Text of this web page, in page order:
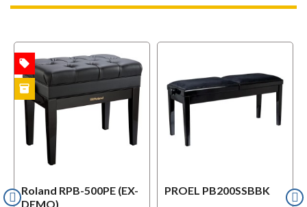
Roland RPB-500PE (EX-
DEMO)
local_offer
inventory
PROEL PB200SSBBK